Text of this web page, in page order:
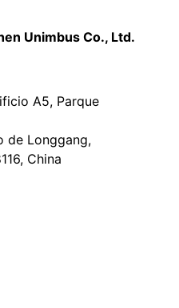
Unimbus Co., Ltd.
A5, Parque
de Longgang,
China